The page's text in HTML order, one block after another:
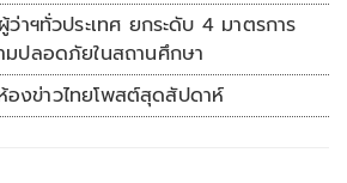
าฯทั่วประเทศ ยกระดับ 4 มาตรการ
มปลอดภัยในสถานศึกษา
องข่าวไทยโพสต์สุดสัปดาห์